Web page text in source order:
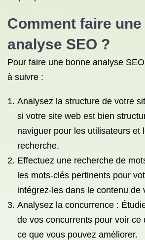
Comment faire une
analyse SEO ?
Pour faire une bonne analyse
à suivre :
Analysez la structure de votre
si votre site web est bien
naviguer pour les utilisateurs et
recherche.
Effectuez une recherche de
les mots-clés pertinents pour
intégrez-les dans le contenu de
Analysez la concurrence :
de vos concurrents pour voir ce
ce que vous pouvez améliorer.